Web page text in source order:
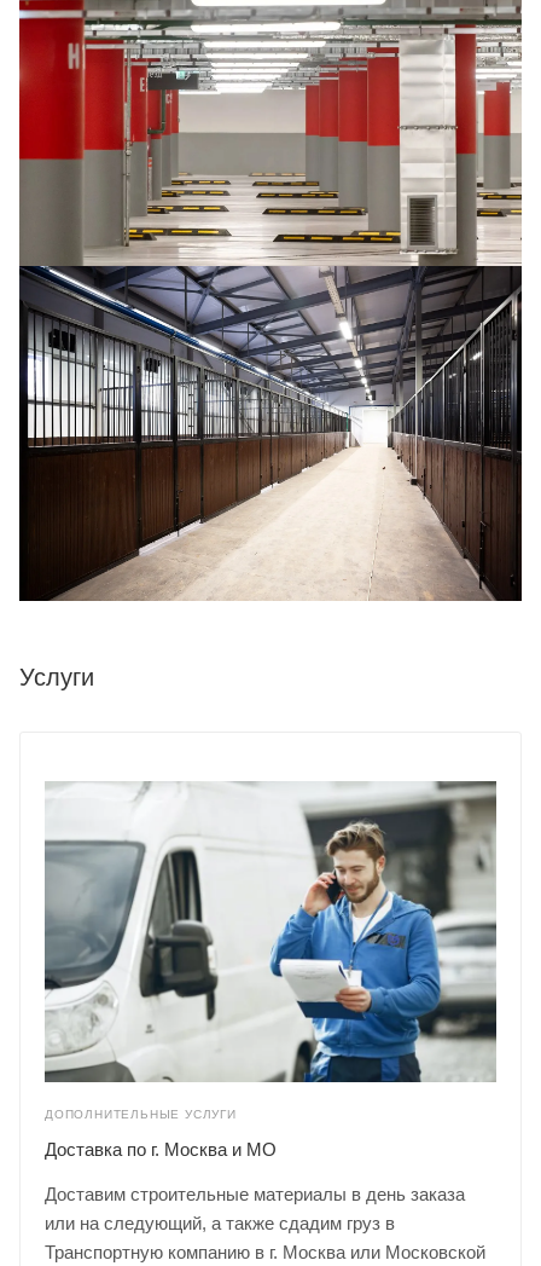
Услуги
ДОПОЛНИТЕЛЬНЫЕ УСЛУГИ
Доставка по г. Москва и МО
Доставим строительные материалы в день заказа
или на следующий, а также сдадим груз в
Транспортную компанию в г. Москва или Московской